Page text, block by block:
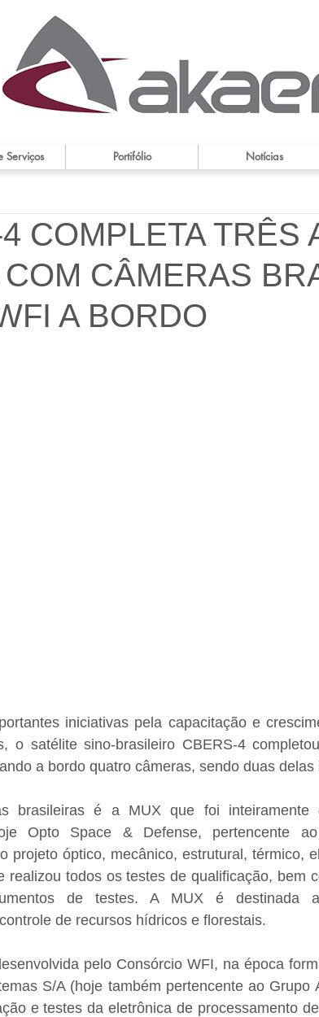
Serviços Portifólio Notícias
COMPLETA TRÊS
COM CÂMERAS
A BORDO
iniciativas pela capacitação e
o satélite sino-brasileiro CBERS-4
a bordo quatro câmeras, sendo duas delas
brasileiras é a MUX que foi inteiramente
Opto Space & Defense, pertencente
projeto óptico, mecânico, estrutural, térmico,
realizou todos os testes de qualificação, bem
de testes. A MUX é destinada a
de recursos hídricos e florestais.
pelo Consórcio WFI, na época
S/A (hoje também pertencente ao Grupo
e testes da eletrônica de processamento